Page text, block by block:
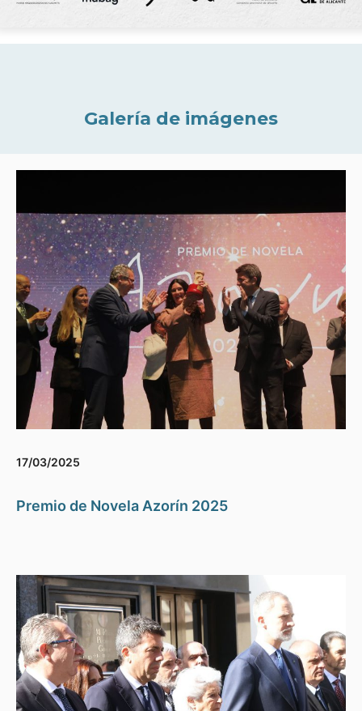
Galería de imágenes
17/03/2025
Premio de Novela Azorín 2025